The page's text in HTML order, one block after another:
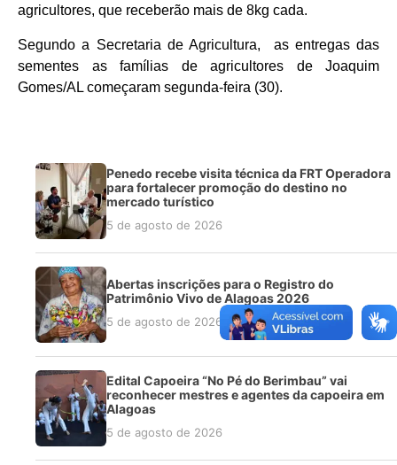
agricultores, que receberão mais de 8kg cada.
Segundo a Secretaria de Agricultura, as entregas das
sementes as famílias de agricultores de Joaquim
Gomes/AL começaram segunda-feira (30).
Penedo recebe visita técnica da FRT Operadora
para fortalecer promoção do destino no
mercado turístico
5 de agosto de 2026
Abertas inscrições para o Registro do
Patrimônio Vivo de Alagoas 2026
5 de agosto de 2026
Edital Capoeira “No Pé do Berimbau” vai
reconhecer mestres e agentes da capoeira em
Alagoas
5 de agosto de 2026